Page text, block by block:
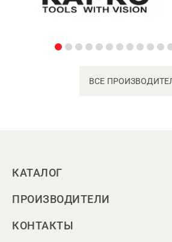
ВСЕ
КАТАЛОГ
ПРОИЗВОДИТЕЛИ
КОНТАКТЫ